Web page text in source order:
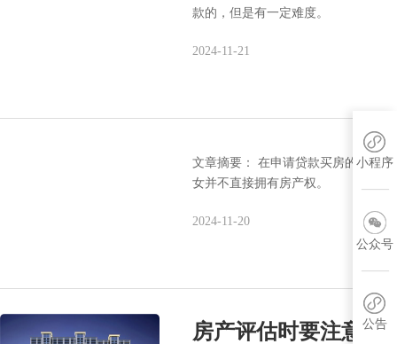
款的，但是有一定难度。
2024-11-21
文章摘要： 在申请贷款买房的时候
女并不直接拥有房产权。
2024-11-20
房产评估时要注意什
小程序
公众号
公告